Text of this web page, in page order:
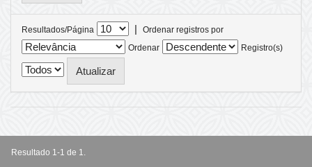
Resultados/Página |
Ordenar registros por
Ordenar
Registro(s)
Resultado 1-1 de 1.